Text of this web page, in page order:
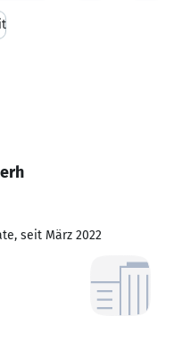
seit März 2022